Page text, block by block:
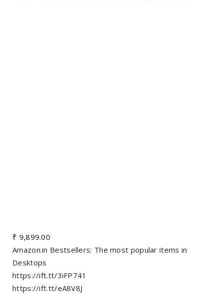
₹ 9,899.00
Amazon.in Bestsellers: The most popular items in
Desktops
https://ift.tt/3iFP741
https://ift.tt/eA8V8J